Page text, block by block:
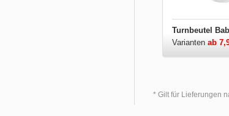
Turnbeutel
Varianten ab
* Gilt für Lieferungen